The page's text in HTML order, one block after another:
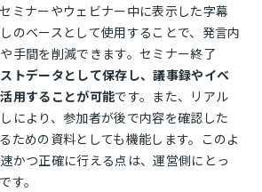
ミナーやウェビナー中に表示した字幕
のベースとして使用することで、発言内
手間を削減できます。セミナー終了
トデータとして保存し、議事録やイベ
用することが可能です。また、リアル
により、参加者が後で内容を確認した
ための資料としても機能します。このよ
かつ正確に行える点は、運営側にとっ
す。